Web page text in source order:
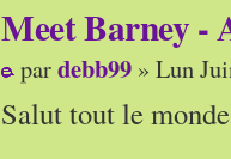
Meet Barney -
pardebb99 » Lun
Salut tout le